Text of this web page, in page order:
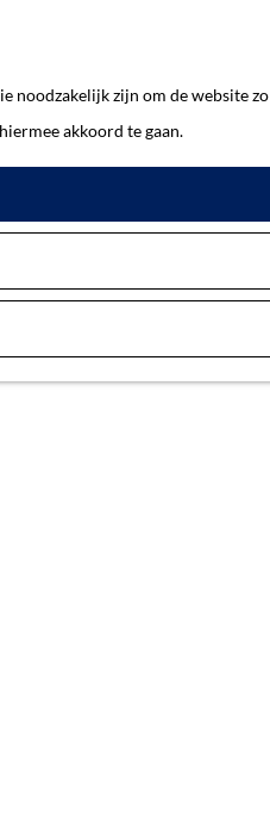
noodzakelijk zijn om de website zo
akkoord te gaan.